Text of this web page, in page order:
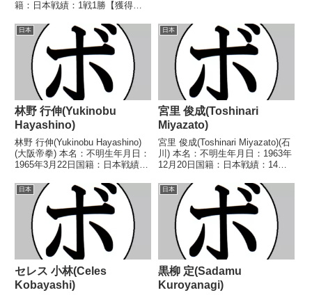
籍：日本戦績：1戦1勝【獲得タ
1958/12/02 ○4R判定 (採点不
明) 関 光徳(新和)【補足情
報】・戦績は判明済みのもののみ
記載。・のち...
1-1(39-38、38-39、38-38) 大前
博史(...
日本
林野 行伸(Yukinobu
Hayashino)
林野 行伸(Yukinobu Hayashino)
(大阪帝拳) 本名：不明生年月日：
1965年3月22日国籍：日本戦績：
トル】1986年度西日本フライ級
新人王 【戦歴】1985/01/16
○4R判定...
日本
宮里 俊成(Toshinari
Miyazato)
宮里 俊成(Toshinari Miyazato)(石
川) 本名：不明生年月日：1963年
12月20日国籍：日本戦績：14戦4
1988年度B級トーナメントライト
フライ級優勝 【戦歴】
1985/12/13...
日本
セレス 小林(Celes
Kobayashi)
日本
黒柳 定(Sadamu
Kuroyanagi)